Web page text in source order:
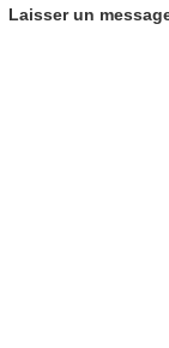
Laisser un